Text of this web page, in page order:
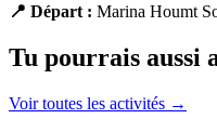
📍 Départ : Marina Houmt
Tu pourrais aussi
Voir toutes les activités →